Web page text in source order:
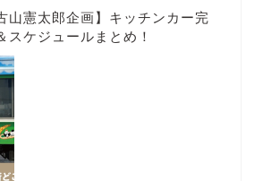
山憲太郎企画】キッチンカー完
スケジュールまとめ！